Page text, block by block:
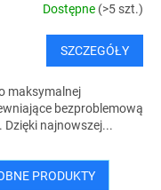
Dostępne (>5 szt.)
SZCZEGÓŁY
maksymalnej
bezproblemową
najnowszej...
PRODUKTY